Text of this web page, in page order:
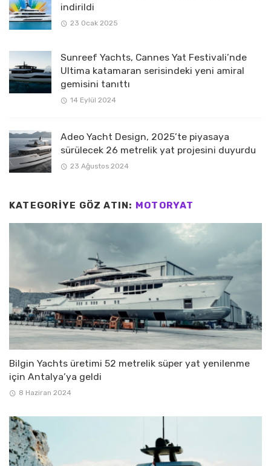
indirildi
23 Ocak 2025
Sunreef Yachts, Cannes Yat Festivali’nde
Ultima katamaran serisindeki yeni amiral
gemisini tanıttı
14 Eylül 2024
Adeo Yacht Design, 2025’te piyasaya
sürülecek 26 metrelik yat projesini duyurdu
23 Ağustos 2024
KATEGORIYE GÖZ ATIN: MOTORYAT
Bilgin Yachts üretimi 52 metrelik süper yat yenilenme
için Antalya’ya geldi
8 Haziran 2024